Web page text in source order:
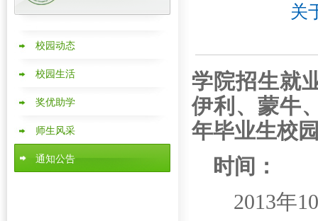
校园动态
校园生活
奖优助学
师生风采
通知公告
关
学院招生就
伊利、蒙牛
年毕业生校
时间：
2013年